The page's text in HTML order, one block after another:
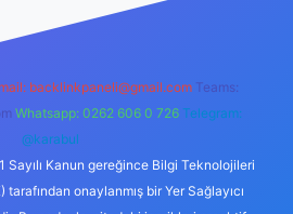
backlinkpaneli@gmail.com Teams:
Whatsapp: 0262 606 0 726 Telegram:
@karabul
Sayılı Kanun gereğince Bilgi Teknolojileri
onaylanmış bir Yer Sağlayıcı